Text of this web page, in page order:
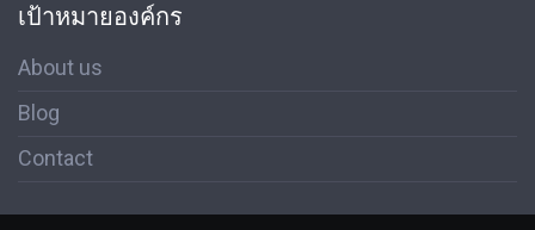
เป้าหมายองค์กร
About us
Blog
Contact